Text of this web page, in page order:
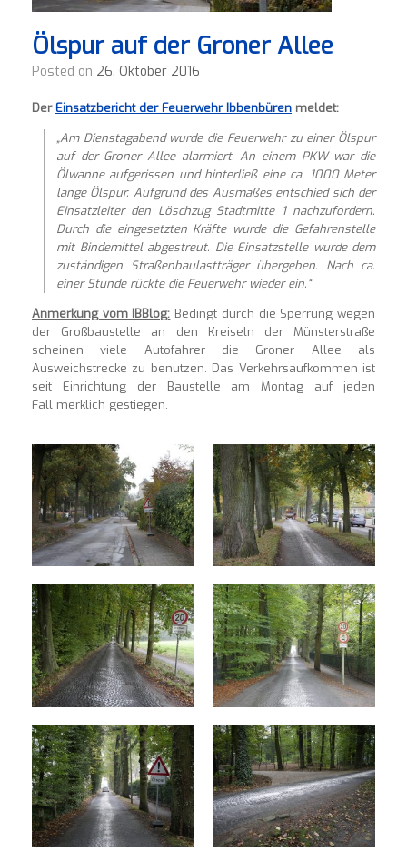
Ölspur auf der Groner Allee
Posted on 26. Oktober 2016
DerEinsatzbericht der Feuerwehr Ibbenbüren meldet:
„Am Dienstagabend wurde die Feuerwehr zu einer Ölspur
auf der Groner Allee alarmiert. An einem PKW war die
Ölwanne aufgerissen und hinterließ eine ca. 1000 Meter
lange Ölspur. Aufgrund des Ausmaßes entschied sich der
Einsatzleiter den Löschzug Stadtmitte 1 nachzufordern.
Durch die eingesetzten Kräfte wurde die Gefahrenstelle
mit Bindemittel abgestreut. Die Einsatzstelle wurde dem
zuständigen Straßenbaulastträger übergeben. Nach ca.
einer Stunde rückte die Feuerwehr wieder ein.“
Anmerkung vom IBBlog: Bedingt durch die Sperrung wegen
der Großbaustelle an den Kreiseln der Münsterstraße
scheinen viele Autofahrer die Groner Allee als
Ausweichstrecke zu benutzen. Das Verkehrsaufkommen ist
seit Einrichtung der Baustelle am Montag auf jeden
Fall merklich gestiegen.